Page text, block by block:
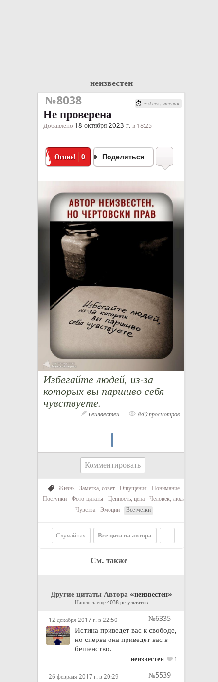
неизвестен
№8038
Не проверена
Добавлено 18 октября 2023 г. в 18:25
Огонь! 0 Поделиться
Избегайте людей, из-за
которых вы паршиво себя
чувствуете.
неизвестен 840 просмотров
~ 4 сек. чтения
Комментировать
Жизнь Заметка, совет Ощущения
Понимание
Поступки
Фото-цитаты Ценность, цена
Человек, люди
Чувства
Эмоции Все метки
Случайная Все цитаты автора ...
См. также
Другие цитаты Автора «неизвестен»
Нашлось ещё 4038 результатов
12 декабря 2017 г. в 22:50
№6335
Истина приведет вас к свободе,
но сперва она приведет вас в
бешенство.
неизвестен 1
26 февраля 2017 г. в 20:29
№5539